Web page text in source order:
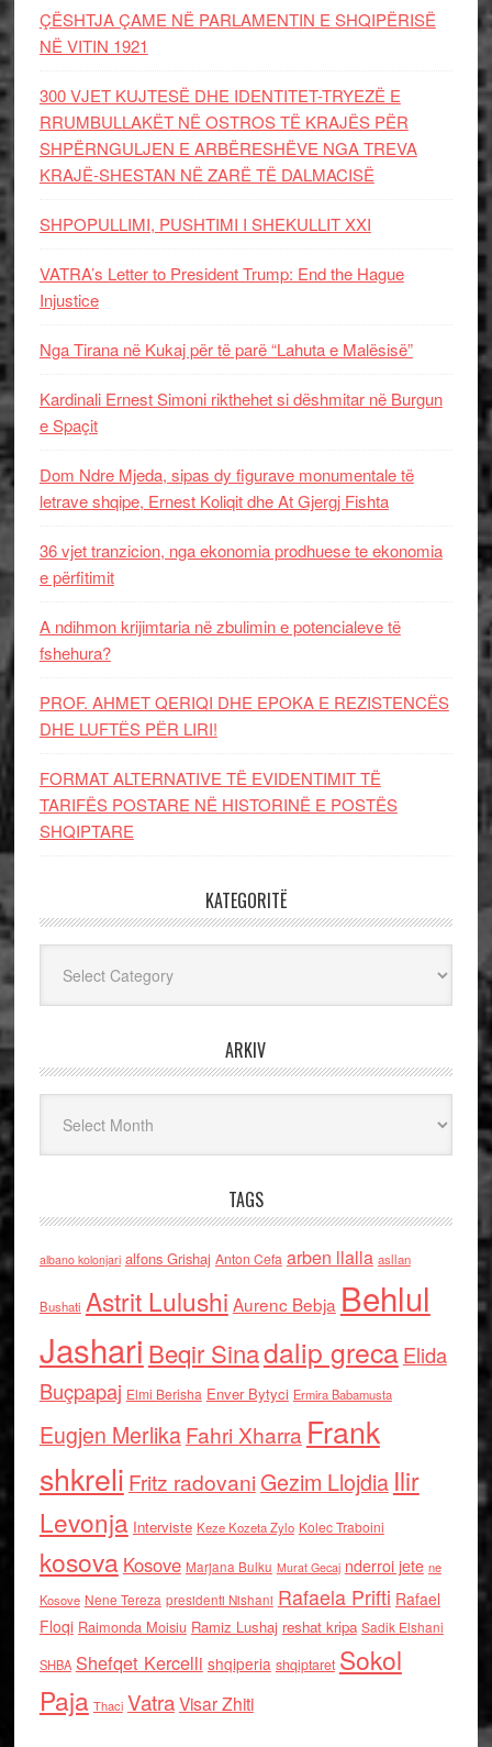
ÇËSHTJA ÇAME NË PARLAMENTIN E SHQIPËRISË
NË VITIN 1921
300 VJET KUJTESË DHE IDENTITET-TRYEZË E
RRUMBULLAKËT NË OSTROS TË KRAJËS PËR
SHPËRNGULJEN E ARBËRESHËVE NGA TREVA
KRAJË-SHESTAN NË ZARË TË DALMACISË
SHPOPULLIMI, PUSHTIMI I SHEKULLIT XXI
VATRA’s Letter to President Trump: End the Hague
Injustice
Nga Tirana në Kukaj për të parë “Lahuta e Malësisë”
Kardinali Ernest Simoni rikthehet si dëshmitar në Burgun
e Spaçit
Dom Ndre Mjeda, sipas dy figurave monumentale të
letrave shqipe, Ernest Koliqit dhe At Gjergj Fishta
36 vjet tranzicion, nga ekonomia prodhuese te ekonomia
e përfitimit
A ndihmon krijimtaria në zbulimin e potencialeve të
fshehura?
PROF. AHMET QERIQI DHE EPOKA E REZISTENCЁS
DHE LUFTЁS PЁR LIRI!
FORMAT ALTERNATIVE TË EVIDENTIMIT TË
TARIFËS POSTARE NË HISTORINË E POSTËS
SHQIPTARE
KATEGORITË
ARKIV
TAGS
albano kolonjari alfons Grishaj Anton Cefa arben llalla asllan
Bushati Astrit Lulushi Aurenc Bebja Behlul
Jashari Beqir Sinadalip grecaElida
Buçpapaj Elmi Berisha Enver Bytyci Ermira Babamusta
Eugjen MerlikaFahri Xharra Frank
shkreli Fritz radovaniGezim Llojdia Ilir
Levonja Interviste Keze Kozeta Zylo Kolec Traboini
kosova Kosove Marjana Bulku Murat Gecaj nderroi jete ne
Kosove Nene Tereza presidenti Nishani Rafaela Prifti Rafael
Floqi Raimonda Moisiu Ramiz Lushaj reshat kripa Sadik Elshani
SHBA Shefqet Kercelli shqiperia shqiptaret Sokol
Paja Thaci VatraVisar Zhiti